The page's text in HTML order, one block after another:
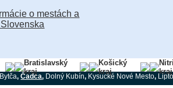
Bratislavský
kraj
Košický
kraj
kraj
Bytča,Čadca, Dolný Kubín, Kysucké Nové Mesto,